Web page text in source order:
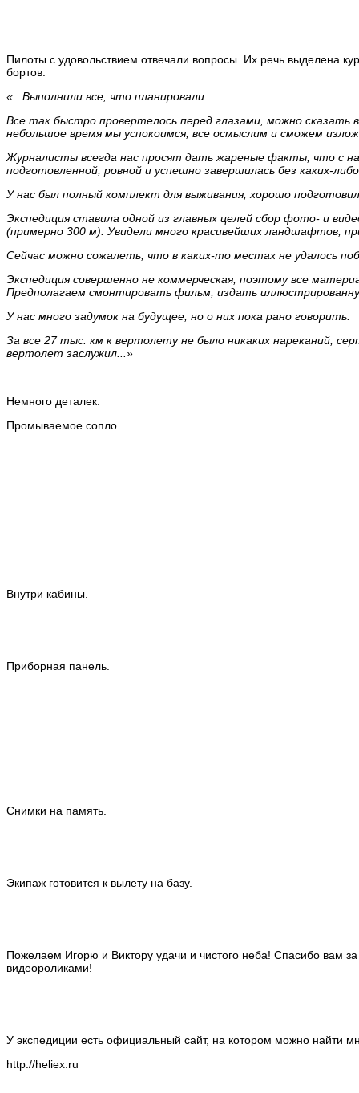
Пилоты с удовольствием отвечали вопросы. Их речь выделена
бортов.
«...Выполнили все, что планировали.
Все так быстро провертелось перед глазами, можно сказать
небольшое время мы успокоимся, все осмыслим и сможем
Журналисты всегда нас просят дать жареные факты, что с
подготовленной, ровной и успешно завершилась без каких-
У нас был полный комплект для выживания, хорошо
Экспедиция ставила одной из главных целей сбор фото- и
(примерно 300 м). Увидели много красивейших ландшафтов,
Сейчас можно сожалеть, что в каких-то местах не удалось
Экспедиция совершенно не коммерческая, поэтому все
Предполагаем смонтировать фильм, издать
У нас много задумок на будущее, но о них пока рано говорить.
За все 27 тыс. км к вертолету не было никаких нареканий,
вертолет заслужил...»
Немного деталек.
Промываемое сопло.
Внутри кабины.
Приборная панель.
Снимки на память.
Экипаж готовится к вылету на базу.
Пожелаем Игорю и Виктору удачи и чистого неба! Спасибо вам
видеороликами!
У экспедиции есть официальный сайт, на котором можно найти
http://heliex.ru